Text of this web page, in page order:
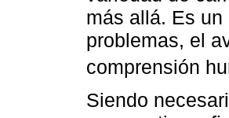
más allá. Es
problemas, el
comprensión
Siendo